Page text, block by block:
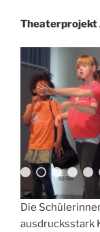
Theaterprojekt
Die
ausdrucksstark